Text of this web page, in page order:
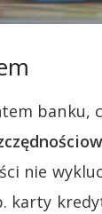
banku,
nie
karty